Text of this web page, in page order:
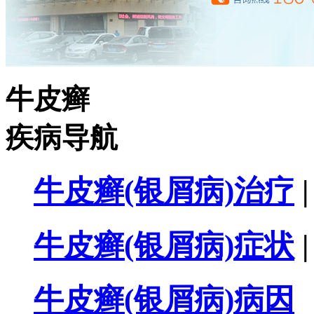
牛皮癣
疾病导航
牛皮癣(银屑病)治疗 |
牛皮癣(银屑病)症状 |
牛皮癣(银屑病)病因